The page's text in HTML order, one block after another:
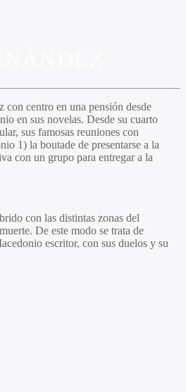
con centro en una pensión desde
en sus novelas. Desde su cuarto
sus famosas reuniones con
1) la boutade de presentarse a la
con un grupo para entregar a la
con las distintas zonas del
. De este modo se trata de
escritor, con sus duelos y su